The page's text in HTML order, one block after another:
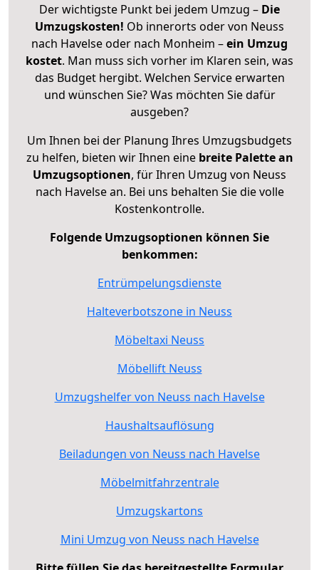
Der wichtigste Punkt bei jedem Umzug – Die
Umzugskosten! Ob innerorts oder von Neuss
nach Havelse oder nach Monheim –ein Umzug
kostet. Man muss sich vorher im Klaren sein, was
das Budget hergibt. Welchen Service erwarten
und wünschen Sie? Was möchten Sie dafür
ausgeben?
Um Ihnen bei der Planung Ihres Umzugsbudgets
zu helfen, bieten wir Ihnen eine breite Palette an
Umzugsoptionen, für Ihren Umzug von Neuss
nach Havelse an. Bei uns behalten Sie die volle
Kostenkontrolle.
Folgende Umzugsoptionen können Sie
benkommen:
Entrümpelungsdienste
Halteverbotszone in Neuss
Möbeltaxi Neuss
Möbellift Neuss
Umzugshelfer von Neuss nach Havelse
Haushaltsauflösung
Beiladungen von Neuss nach Havelse
Möbelmitfahrzentrale
Umzugskartons
Mini Umzug von Neuss nach Havelse